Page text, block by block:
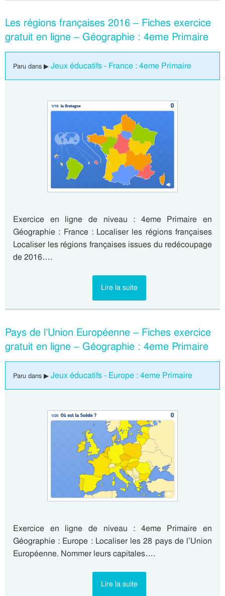
Les régions françaises 2016 – Fiches exercice
gratuit en ligne – Géographie : 4eme Primaire
Paru dans ▶ Jeux éducatifs - France : 4eme Primaire
Exercice en ligne de niveau : 4eme Primaire en
Géographie : France : Localiser les régions françaises
Localiser les régions françaises issues du redécoupage
de 2016….
Lire la suite
Pays de l’Union Européenne – Fiches exercice
gratuit en ligne – Géographie : 4eme Primaire
Paru dans ▶ Jeux éducatifs - Europe : 4eme Primaire
Exercice en ligne de niveau : 4eme Primaire en
Géographie : Europe : Localiser les 28 pays de l’Union
Européenne. Nommer leurs capitales….
Lire la suite